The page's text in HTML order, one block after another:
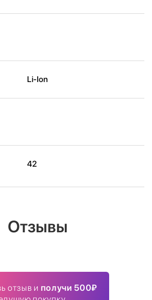
Li-Ion
42
Отзывы
отзыв и получи 500₽